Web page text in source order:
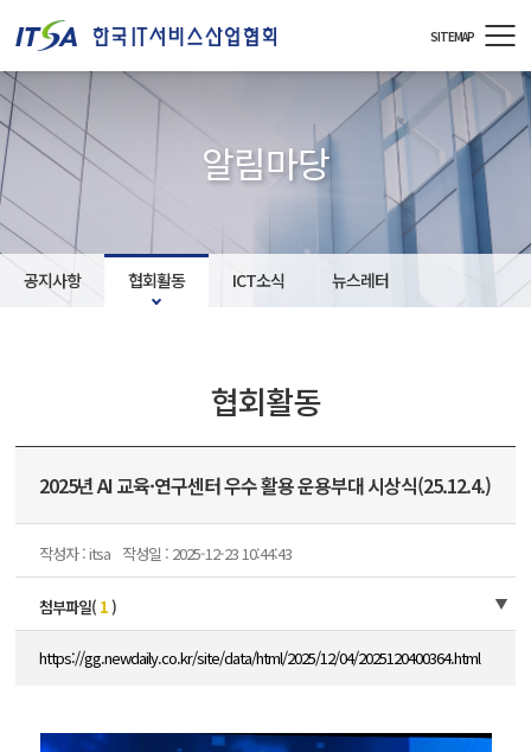
SITEMAP
알림마당
공지사항 협회활동 ICT소식 뉴스레터
협회활동
2025년 AI 교육·연구센터 우수 활용 운용부대 시상식(25.12.4.)
작성자 : itsa 작성일 : 2025-12-23 10:44:43
첨부파일( 1 )
https://gg.newdaily.co.kr/site/data/html/2025/12/04/2025120400364.html